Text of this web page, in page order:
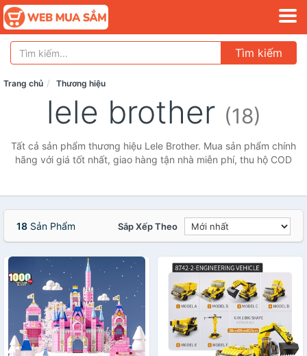
Tìm kiếm
Trang chủ Thương hiệu
lele brother (18)
Tất cả sản phẩm thương hiệu Lele Brother. Mua sản phẩm chính
hãng với giá tốt nhất, giao hàng tận nhà miễn phí, thu hộ COD
18 Sản Phẩm Sắp Xếp Theo